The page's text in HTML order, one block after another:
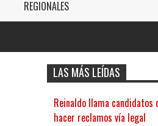
REGIONALES
LAS MÁS LEÍDAS
Reinaldo llama candidatos
hacer reclamos vía legal